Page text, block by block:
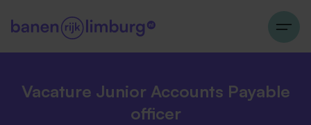
Vacature Junior Accounts Payable
officer